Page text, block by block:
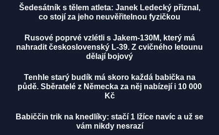
Šedesátník s tělem atleta: Janek Ledecký přiznal,
co stojí za jeho neuvěřitelnou fyzičkou
Rusové poprvé vzlétli s Jakem-130M, který má
nahradit československý L-39. Z cvičného letounu
dělají bojový
Tenhle starý budík má skoro každá babička na
půdě. Sběratelé z Německa za něj nabízejí i 10 000
Kč
Babiččin trik na knedlíky: stačí 1 lžíce navíc a už se
vám nikdy nesrazí